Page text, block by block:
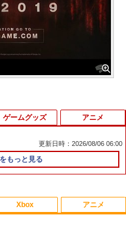
ケース EVA キャリン
撃 大容量収納 Switch 保護
ッグ ニンテンドー スイッ
グ キャリーケース 保護 ゲ
更新日時：2026/08/06 06:00
もっと見る
ゲームグッズ アニメ
Xbox アニメ